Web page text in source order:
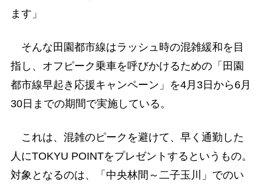
ます」
そんな田園都市線はラッシュ時の混雑緩和を目
指し、オフピーク乗車を呼びかけるための「田園
都市線早起き応援キャンペーン」を4月3日から6月
30日までの期間で実施している。
これは、混雑のピークを避けて、早く通勤した
人にTOKYU POINTをプレゼントするというもの。
対象となるのは、「中央林間～二子玉川」でのい